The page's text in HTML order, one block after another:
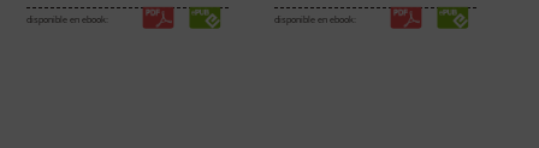
disponible en ebook: disponible en ebook: